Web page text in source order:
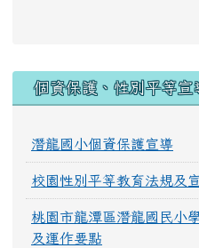
個資保護、性別平等宣
潛龍國小個資保護宣導
校園性別平等教育法規及
桃園市龍潭區潛龍國民小
及運作要點